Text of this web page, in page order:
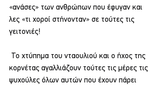
«ανάσες» των ανθρώπων που έφυγαν και
λες «τι χοροί στήνονταν» σε τούτες τις
γειτονιές!
Το χτύπημα του νταουλιού και ο ήχος της
κορνέτας αγαλλιάζουν τούτες τις μέρες τις
ψυχούλες όλων αυτών που έχουν πάρει